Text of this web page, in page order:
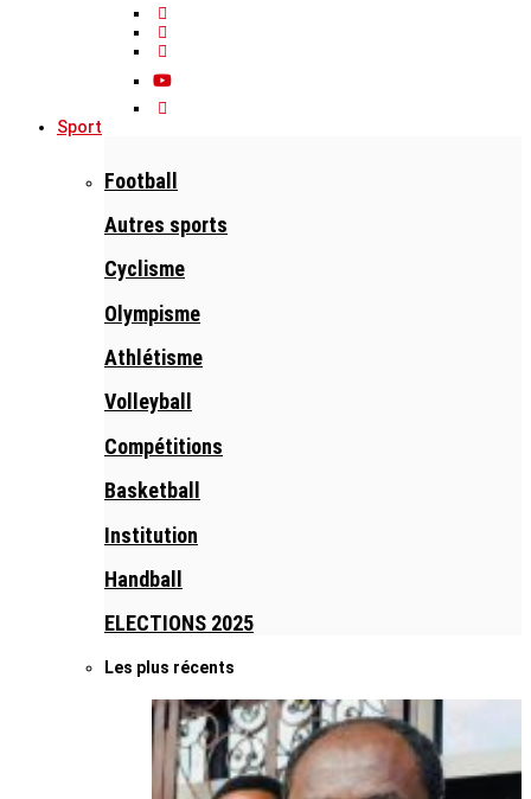
Sport
Football
Autres sports
Cyclisme
Olympisme
Athlétisme
Volleyball
Compétitions
Basketball
Institution
Handball
ELECTIONS 2025
Les plus récents